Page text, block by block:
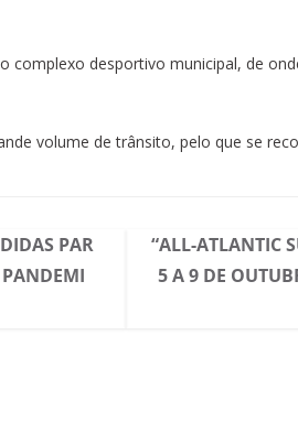
complexo desportivo municipal, de
volume de trânsito, pelo que se
PAR
“ALL-ATLANTIC
5 A 9 DE